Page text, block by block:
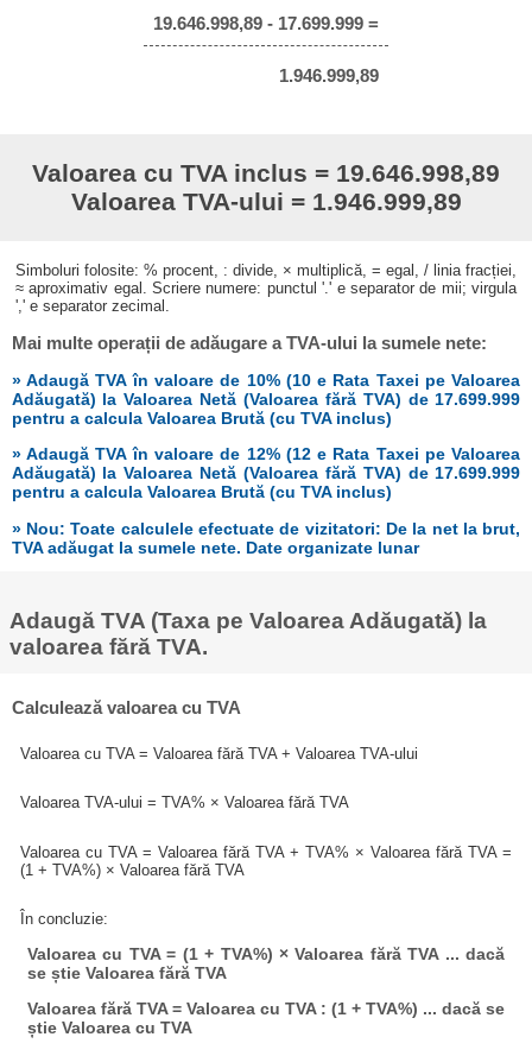
19.646.998,89 - 17.699.999 =
1.946.999,89
Valoarea cu TVA inclus = 19.646.998,89
Valoarea TVA-ului = 1.946.999,89
Simboluri folosite: % procent, : divide, × multiplică, = egal, / linia fracției,
≈ aproximativ egal. Scriere numere: punctul '.' e separator de mii; virgula
',' e separator zecimal.
Mai multe operații de adăugare a TVA-ului la sumele nete:
» Adaugă TVA în valoare de 10% (10 e Rata Taxei pe Valoarea
Adăugată) la Valoarea Netă (Valoarea fără TVA) de 17.699.999
pentru a calcula Valoarea Brută (cu TVA inclus)
» Adaugă TVA în valoare de 12% (12 e Rata Taxei pe Valoarea
Adăugată) la Valoarea Netă (Valoarea fără TVA) de 17.699.999
pentru a calcula Valoarea Brută (cu TVA inclus)
» Nou: Toate calculele efectuate de vizitatori: De la net la brut,
TVA adăugat la sumele nete. Date organizate lunar
Adaugă TVA (Taxa pe Valoarea Adăugată) la
valoarea fără TVA.
Calculează valoarea cu TVA
Valoarea cu TVA = Valoarea fără TVA + Valoarea TVA-ului
Valoarea TVA-ului = TVA% × Valoarea fără TVA
Valoarea cu TVA = Valoarea fără TVA + TVA% × Valoarea fără TVA =
(1 + TVA%) × Valoarea fără TVA
În concluzie:
Valoarea cu TVA = (1 + TVA%) × Valoarea fără TVA ... dacă
se știe Valoarea fără TVA
Valoarea fără TVA = Valoarea cu TVA : (1 + TVA%) ... dacă se
știe Valoarea cu TVA